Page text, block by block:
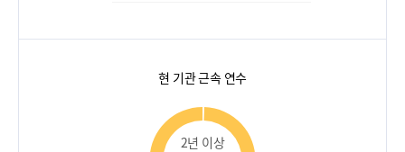
현 기관 근속 연수
2년 이상